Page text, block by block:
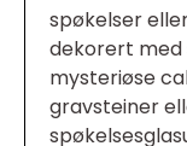
spøkelser
dekorert med
mysteriøse
gravsteiner